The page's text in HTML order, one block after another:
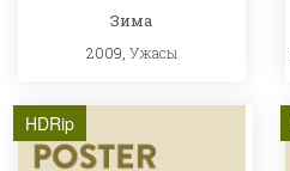
Зима
2009, Ужасы
HDRip